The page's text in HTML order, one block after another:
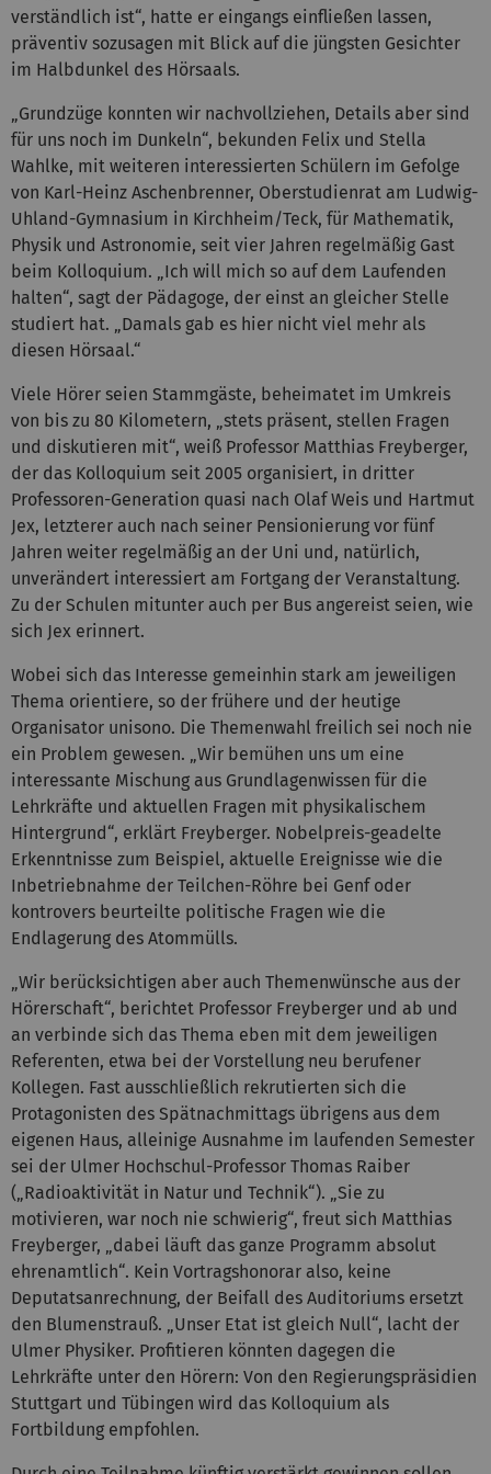
verständlich ist“, hatte er eingangs einfließen lassen,
präventiv sozusagen mit Blick auf die jüngsten Gesichter
im Halbdunkel des Hörsaals.
„Grundzüge konnten wir nachvollziehen, Details aber sind
für uns noch im Dunkeln“, bekunden Felix und Stella
Wahlke, mit weiteren interessierten Schülern im Gefolge
von Karl-Heinz Aschenbrenner, Oberstudienrat am Ludwig-
Uhland-Gymnasium in Kirchheim/Teck, für Mathematik,
Physik und Astronomie, seit vier Jahren regelmäßig Gast
beim Kolloquium. „Ich will mich so auf dem Laufenden
halten“, sagt der Pädagoge, der einst an gleicher Stelle
studiert hat. „Damals gab es hier nicht viel mehr als
diesen Hörsaal.“
Viele Hörer seien Stammgäste, beheimatet im Umkreis
von bis zu 80 Kilometern, „stets präsent, stellen Fragen
und diskutieren mit“, weiß Professor Matthias Freyberger,
der das Kolloquium seit 2005 organisiert, in dritter
Professoren-Generation quasi nach Olaf Weis und Hartmut
Jex, letzterer auch nach seiner Pensionierung vor fünf
Jahren weiter regelmäßig an der Uni und, natürlich,
unverändert interessiert am Fortgang der Veranstaltung.
Zu der Schulen mitunter auch per Bus angereist seien, wie
sich Jex erinnert.
Wobei sich das Interesse gemeinhin stark am jeweiligen
Thema orientiere, so der frühere und der heutige
Organisator unisono. Die Themenwahl freilich sei noch nie
ein Problem gewesen. „Wir bemühen uns um eine
interessante Mischung aus Grundlagenwissen für die
Lehrkräfte und aktuellen Fragen mit physikalischem
Hintergrund“, erklärt Freyberger. Nobelpreis-geadelte
Erkenntnisse zum Beispiel, aktuelle Ereignisse wie die
Inbetriebnahme der Teilchen-Röhre bei Genf oder
kontrovers beurteilte politische Fragen wie die
Endlagerung des Atommülls.
„Wir berücksichtigen aber auch Themenwünsche aus der
Hörerschaft“, berichtet Professor Freyberger und ab und
an verbinde sich das Thema eben mit dem jeweiligen
Referenten, etwa bei der Vorstellung neu berufener
Kollegen. Fast ausschließlich rekrutierten sich die
Protagonisten des Spätnachmittags übrigens aus dem
eigenen Haus, alleinige Ausnahme im laufenden Semester
sei der Ulmer Hochschul-Professor Thomas Raiber
(„Radioaktivität in Natur und Technik“). „Sie zu
motivieren, war noch nie schwierig“, freut sich Matthias
Freyberger, „dabei läuft das ganze Programm absolut
ehrenamtlich“. Kein Vortragshonorar also, keine
Deputatsanrechnung, der Beifall des Auditoriums ersetzt
den Blumenstrauß. „Unser Etat ist gleich Null“, lacht der
Ulmer Physiker. Profitieren könnten dagegen die
Lehrkräfte unter den Hörern: Von den Regierungspräsidien
Stuttgart und Tübingen wird das Kolloquium als
Fortbildung empfohlen.